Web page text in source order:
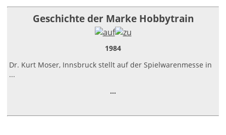
Geschichte der Marke Hobbytrain
1984
Dr. Kurt Moser, Innsbruck stellt auf der Spielwarenmesse in
...
...